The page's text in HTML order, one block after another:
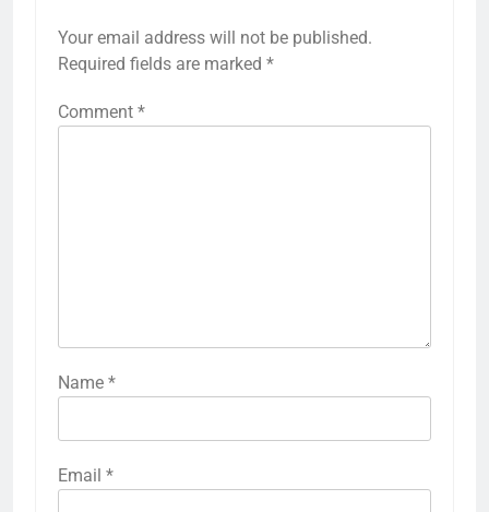
Your email address will not be published.
Required fields are marked *
Comment *
Name *
Email *